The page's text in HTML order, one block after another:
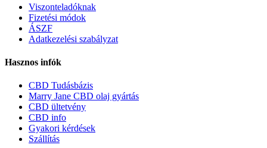
Viszonteladóknak
Fizetési módok
ÁSZF
Adatkezelési szabályzat
Hasznos infók
CBD Tudásbázis
Marry Jane CBD olaj gyártás
CBD ültetvény
CBD info
Gyakori kérdések
Szállítás